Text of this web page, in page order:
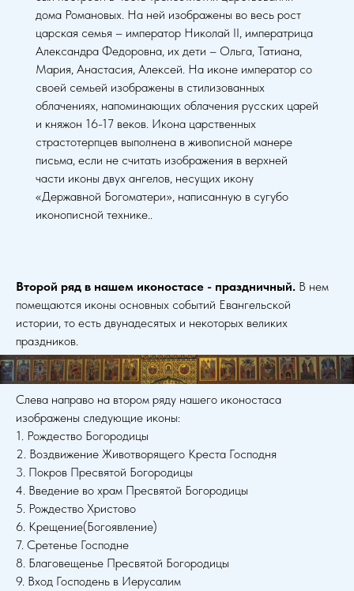
дома Романовых. На ней изображены во весь рост
царская семья – император Николай II, императрица
Александра Федоровна, их дети – Ольга, Татиана,
Мария, Анастасия, Алексей. На иконе император со
своей семьей изображены в стилизованных
облачениях, напоминающих облачения русских царей
и княжон 16-17 веков. Икона царственных
страстотерпцев выполнена в живописной манере
письма, если не считать изображения в верхней
части иконы двух ангелов, несущих икону
«Державной Богоматери», написанную в сугубо
иконописной технике..
Второй ряд в нашем иконостасе - праздничный. В нем
помещаются иконы основных событий Евангельской
истории, то есть двунадесятых и некоторых великих
праздников.
Слева направо на втором ряду нашего иконостаса
изображены следующие иконы:
1. Рождество Богородицы
2. Воздвижение Животворящего Креста Господня
3. Покров Пресвятой Богородицы
4. Введение во храм Пресвятой Богородицы
5. Рождество Христово
6. Крещение(Богоявление)
7. Сретенье Господне
8. Благовещенье Пресвятой Богородицы
9. Вход Господень в Иерусалим